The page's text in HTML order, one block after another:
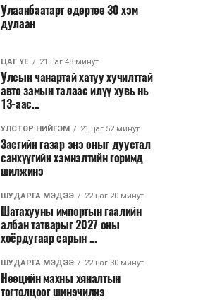
Улаанбаатарт өдөртөө 30 хэм
дулаан
ЦАГ ҮЕ 21 цаг 48 минут
Улсын чанартай хатуу хучилттай
авто замын талаас илүү хувь нь
13-аас...
УЛСТӨР НИЙГЭМ 21 цаг 52 минут
Засгийн газар энэ оныг дуустал
санхүүгийн хэмнэлтийн горимд
шилжинэ
ШУДАРГА МЭДЭЭ 22 цаг 20 минут
Шатахууны импортын гаалийн
албан татварыг 2027 оны
хоёрдугаар сарын ...
ШУДАРГА МЭДЭЭ 22 цаг 30 минут
Нөөцийн махны хяналтын
тогтолцоог шинэчилнэ